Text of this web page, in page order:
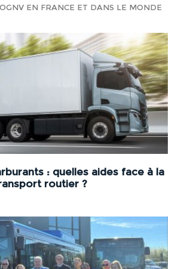
EN FRANCE ET DANS LE MONDE
: quelles aides face à la
routier ?